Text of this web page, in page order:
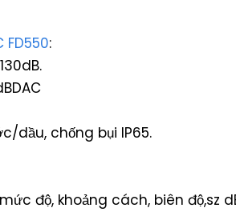
FD550:
dầu, chống bụi IP65.
độ, khoảng cách, biên độ,sz